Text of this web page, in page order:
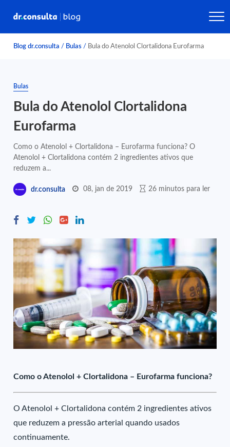
Blog dr.consulta / Bulas / Bula do Atenolol Clortalidona Eurofarma
Bulas
Bula do Atenolol Clortalidona
Eurofarma
Como o Atenolol + Clortalidona – Eurofarma funciona? O
Atenolol + Clortalidona contém 2 ingredientes ativos que
reduzem a...
dr.consulta 08, jan de 2019 26 minutos para ler
Como o Atenolol + Clortalidona – Eurofarma funciona?
O Atenolol + Clortalidona contém 2 ingredientes ativos
que reduzem a pressão arterial quando usados
continuamente.